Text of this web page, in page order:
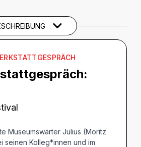
Museumswärter Julius (Moritz
seinen Kolleg*innen und im